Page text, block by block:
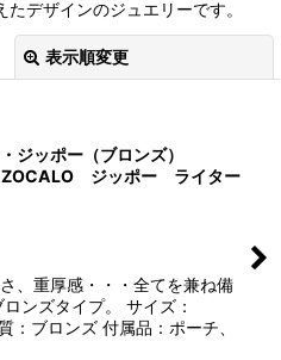
デザインのジュエリーです。
表示順変更
ジッポー（ブロンズ）
ジッポー ライター
、重厚感・・・全てを兼ね備
ンズタイプ。 サイズ：
ブロンズ 付属品：ポーチ、